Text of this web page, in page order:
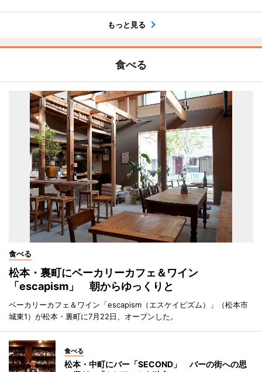
もっと見る
食べる
食べる
松本・裏町にベーカリーカフェ＆ワイン
「escapism」 朝からゆっくりと
ベーカリーカフェ＆ワイン「escapism（エスケイピズム）」（松本市
城東1）が松本・裏町に7月22日、オープンした。
食べる
松本・中町にバー「SECOND」 バーの街への思